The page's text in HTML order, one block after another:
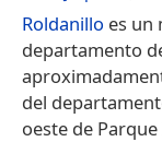
Roldanillo es un
departamento
del
oeste de